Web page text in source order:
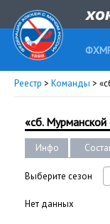
Реестр > Команды >
«сб.
Инфо
Выберите сезон
Нет данных